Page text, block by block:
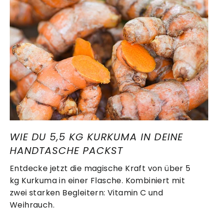
WIE DU 5,5 KG KURKUMA IN DEINE
HANDTASCHE PACKST
Entdecke jetzt die magische Kraft von über 5
kg Kurkuma in einer Flasche. Kombiniert mit
zwei starken Begleitern: Vitamin C und
Weihrauch.